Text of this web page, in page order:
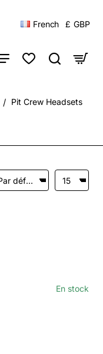
French £ GBP
Pit Crew Headsets
En stock